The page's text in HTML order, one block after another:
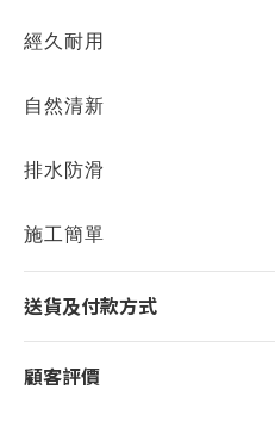
經久耐用
自然清新
排水防滑
施工簡單
送貨及付款方式
顧客評價